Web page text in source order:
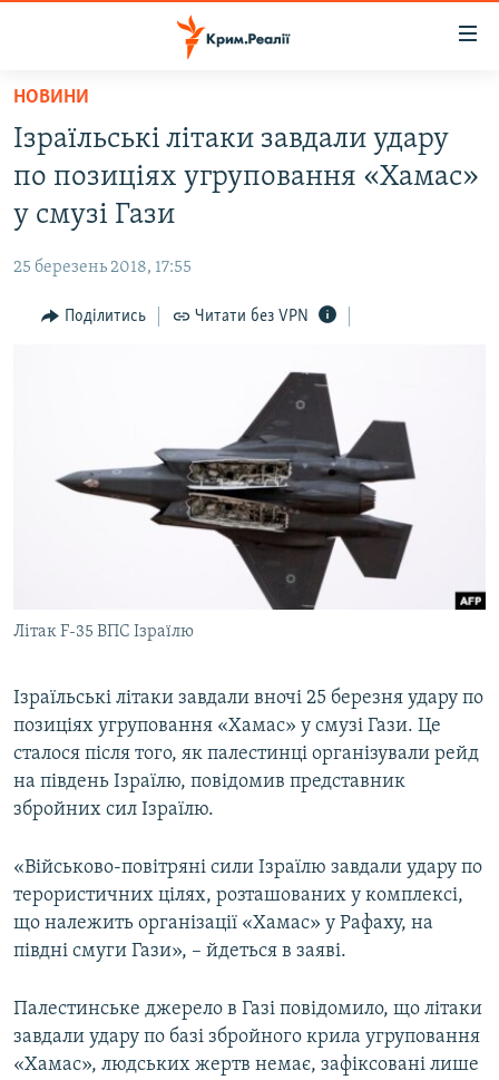
Перейти
основного
матеріалу
до
основної
навігації
Перейти
ВОДА.КРИМ
ВІДЕО ТА ФОТО
БЛОГИ
ПОГЛЯД
ДЕПОРТАЦІЯ
ВІДЕОУРОКИ «ELIFBE»
ІНФОГРАФІКА
ЯК ОБІЙТИ БЛОКУВАННЯ
ДОЛУЧАЙСЯ!
Усі сайти RFE/RL
НОВИНИ
Ізраїльські літаки завдали удару
по позиціях угруповання «Хамас»
у смузі Гази
25 березень 2018, 17:55
Поділитись Читати без VPN
Літак F-35 ВПС Ізраїлю
Ізраїльські літаки завдали вночі 25 березня удару по
позиціях угруповання «Хамас» у смузі Гази. Це
сталося після того, як палестинці організували рейд
на південь Ізраїлю, повідомив представник
збройних сил Ізраїлю.
«Військово-повітряні сили Ізраїлю завдали удару по
терористичних цілях, розташованих у комплексі,
що належить організації «Хамас» у Рафаху, на
півдні смуги Гази», – йдеться в заяві.
Палестинське джерело в Газі повідомило, що літаки
завдали удару по базі збройного крила угруповання
«Хамас», людських жертв немає, зафіксовані лише